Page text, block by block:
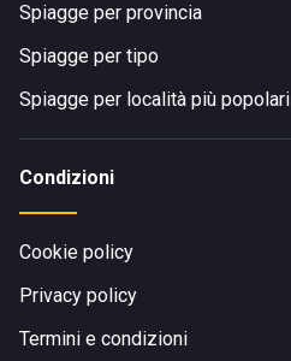
Spiagge per provincia
Spiagge per tipo
Spiagge per località più popolari
Condizioni
Cookie policy
Privacy policy
Termini e condizioni